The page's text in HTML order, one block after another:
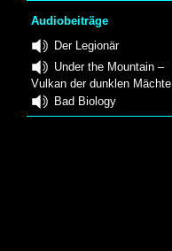
Audiobeiträge
Der Legionär
Under the Mountain –
Vulkan der dunklen Mächte
Bad Biology